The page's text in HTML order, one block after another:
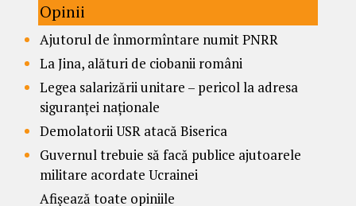
Opinii
Ajutorul de înmormîntare numit PNRR
La Jina, alături de ciobanii români
Legea salarizării unitare – pericol la adresa
siguranței naționale
Demolatorii USR atacă Biserica
Guvernul trebuie să facă publice ajutoarele
militare acordate Ucrainei
Afișează toate opiniile